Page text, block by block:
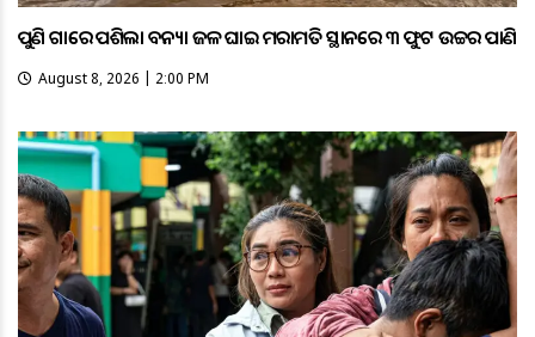
ପୁଣି ଗାଁରେ ପଶିଲା ବନ୍ୟା ଜଳ ଘାଇ ମରାମତି ସ୍ଥାନରେ ୩ ଫୁଟ ଉଚ୍ଚର ପାଣି
August 8, 2026 | 2:00 PM